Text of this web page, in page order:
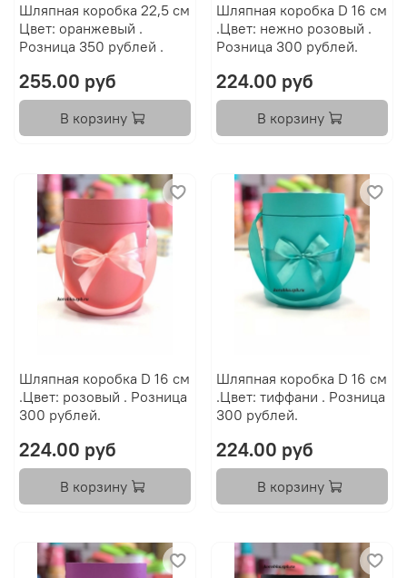
Шляпная коробка 22,5 см
Цвет: оранжевый .
Розница 350 рублей .
255.00 руб
В корзину
Шляпная коробка D 16 см
.Цвет: нежно розовый .
Розница 300 рублей.
224.00 руб
В корзину
Шляпная коробка D 16 см
.Цвет: розовый . Розница
300 рублей.
224.00 руб
В корзину
Шляпная коробка D 16 см
.Цвет: тиффани . Розница
300 рублей.
224.00 руб
В корзину